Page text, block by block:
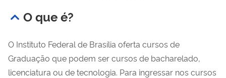
O que é?
O Instituto Federal de Brasília oferta cursos de
Graduação que podem ser cursos de bacharelado,
licenciatura ou de tecnologia. Para ingressar nos cursos